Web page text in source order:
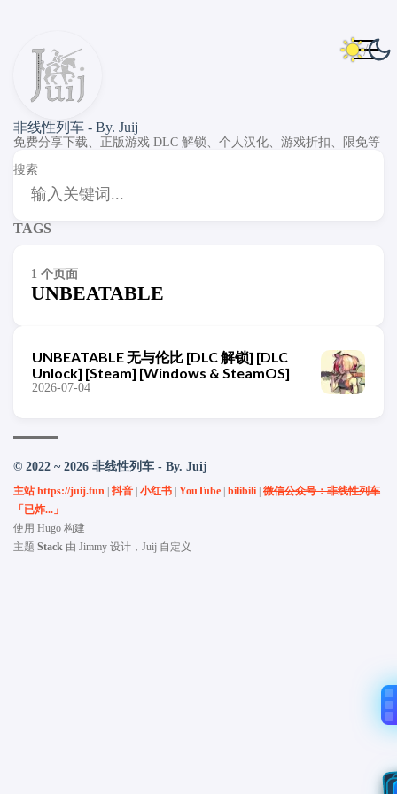
非线性列车 - By. Juij
免费分享下载、正版游戏 DLC 解锁、个人汉化、游戏折扣、限免等
搜索
TAGS
1 个页面
UNBEATABLE
UNBEATABLE 无与伦比 [DLC 解锁] [DLC
Unlock] [Steam] [Windows & SteamOS]
2026-07-04
© 2022 ~ 2026 非线性列车 - By. Juij
主站 https://juij.fun 抖音 小红书 YouTube bilibili 微信公众号：非线性列车
「已炸...」
使用 Hugo 构建
主题 Stack 由 Jimmy 设计，Juij 自定义